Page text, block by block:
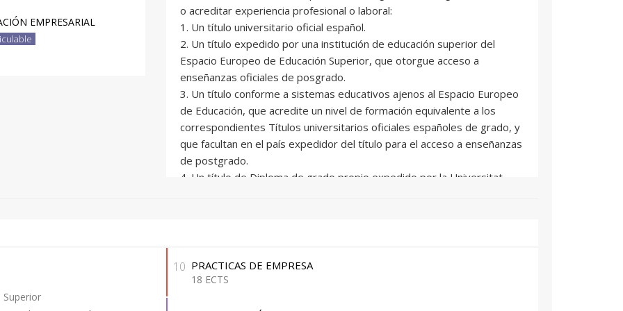
del marketing-mix,
segmentación que ha
se ve cómo funcionan
facial, neuroimagen,
donde la teoría se
EMPRESARIAL
o acreditar experiencia profesional o laboral:
1. Un título universitario oficial español.
2. Un título expedido por una institución de educación superior del
Espacio Europeo de Educación Superior, que otorgue acceso a
enseñanzas oficiales de posgrado.
3. Un título conforme a sistemas educativos ajenos al Espacio Europeo
de Educación, que acredite un nivel de formación equivalente a los
correspondientes Títulos universitarios oficiales españoles de grado, y
que facultan en el país expedidor del título para el acceso a enseñanzas
de postgrado.
4. Un título de Diploma de grado propio expedido por la Universitat
Excepcionalmente se admitirán con la consideración de matrícula
provisional, estudiantes de las titulaciones de grado que tengan
Superior
10 PRACTICAS DE EMPRESA
18 ECTS